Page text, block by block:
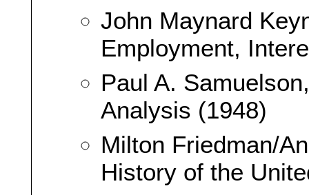
John Maynard
Employment,
Paul A.
Analysis (1948)
Milton Friedman/
History of the